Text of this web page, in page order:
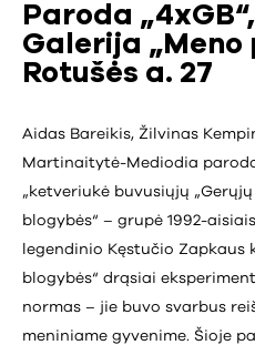
Paroda
Galerija „Meno
Rotušės a. 27
Aidas Bareikis, Žilvinas
Martinaitytė-Mediodia
„ketveriukė buvusiųjų
blogybės“ – grupė 1992-
legendinio Kęstučio Zapkaus
blogybės“ drąsiai
normas – jie buvo svarbus
meniniame gyvenime. Šioje